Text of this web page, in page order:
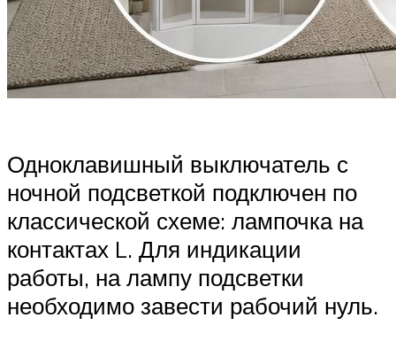
Одноклавишный выключатель с
ночной подсветкой подключен по
классической схеме: лампочка на
контактах L. Для индикации
работы, на лампу подсветки
необходимо завести рабочий нуль.